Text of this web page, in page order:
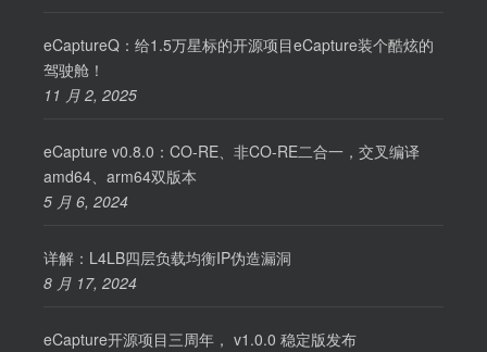
eCaptureQ：给1.5万星标的开源项目eCapture装个酷炫的
驾驶舱！
11 月 2, 2025
eCapture v0.8.0：CO-RE、非CO-RE二合一，交叉编译
amd64、arm64双版本
5 月 6, 2024
详解：L4LB四层负载均衡IP伪造漏洞
8 月 17, 2024
eCapture开源项目三周年， v1.0.0 稳定版发布